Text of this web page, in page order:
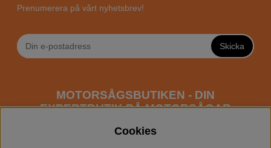
Prenumerera på vårt nyhetsbrev!
Skicka
MOTORSÅGSBUTIKEN - DIN
EXPERTBUTIK PÅ MOTORSÅGAR
Cookies